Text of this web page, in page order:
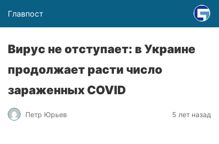
Главпост
Вирус не отступает: в Украине
продолжает расти число
зараженных COVID
Петр Юрьев 5 лет назад